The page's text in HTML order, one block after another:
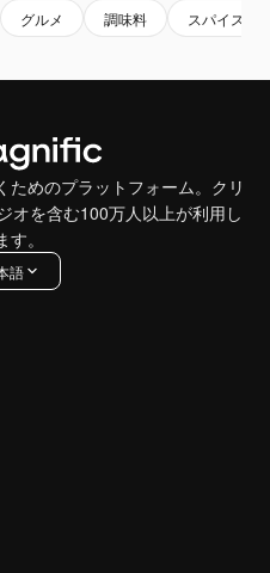
グルメ 調味料 スパイス
めのプラットフォーム。クリ
オを含む100万人以上が利用し
す。
語